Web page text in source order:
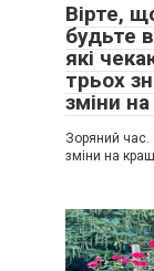
Вірте,
будьте
які
трьох
зміни
Зоряний час.
зміни на